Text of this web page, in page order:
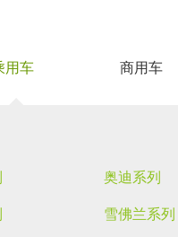
用车 商用车
奥迪系列
雪佛兰系列